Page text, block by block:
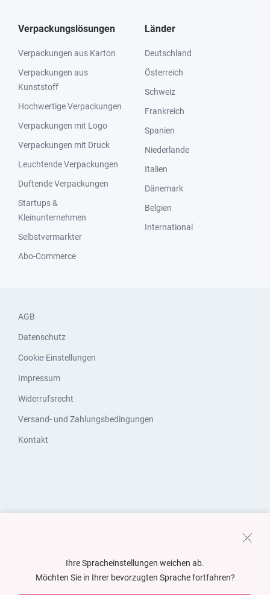
Verpackungslösungen
Verpackungen aus Karton
Verpackungen aus
Kunststoff
Hochwertige Verpackungen
Verpackungen mit Logo
Verpackungen mit Druck
Leuchtende Verpackungen
Duftende Verpackungen
Startups &
Kleinunternehmen
Selbstvermarkter
Abo-Commerce
Länder
Deutschland
Österreich
Schweiz
Frankreich
Spanien
Niederlande
Italien
Dänemark
Belgien
International
AGB
Datenschutz
Cookie-Einstellungen
Impressum
Widerrufsrecht
Versand- und Zahlungsbedingungen
Kontakt
Ihre Spracheinstellungen weichen ab.
Möchten Sie in Ihrer bevorzugten Sprache fortfahren?